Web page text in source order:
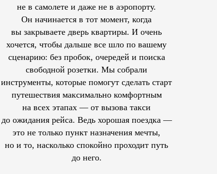
не в самолете и даже не в аэропорту.
Он начинается в тот момент, когда
вы закрываете дверь квартиры. И очень
хочется, чтобы дальше все шло по вашему
сценарию: без пробок, очередей и поиска
свободной розетки. Мы собрали
инструменты, которые помогут сделать старт
путешествия максимально комфортным
на всех этапах — от вызова такси
до ожидания рейса. Ведь хорошая поездка —
это не только пункт назначения мечты,
но и то, насколько спокойно проходит путь
до него.